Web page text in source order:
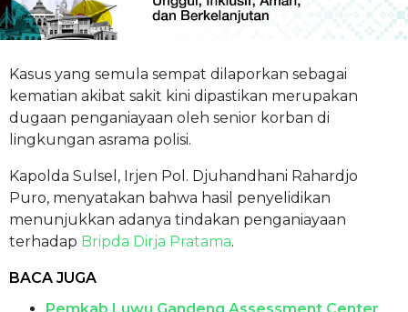
Kasus yang semula sempat dilaporkan sebagai
kematian akibat sakit kini dipastikan merupakan
dugaan penganiayaan oleh senior korban di
lingkungan asrama polisi.
Kapolda Sulsel, Irjen Pol. Djuhandhani Rahardjo
Puro, menyatakan bahwa hasil penyelidikan
menunjukkan adanya tindakan penganiayaan
terhadap Bripda Dirja Pratama.
BACA JUGA
Pemkab Luwu Gandeng Assessment Center